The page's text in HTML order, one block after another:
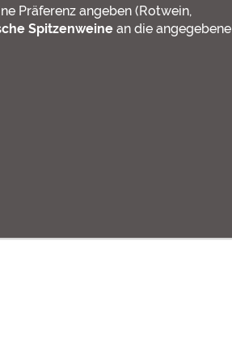
Präferenz angeben (Rotwein,
Spitzenweinean die angegebene